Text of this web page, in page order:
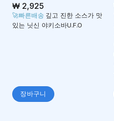
5 중에서
4.64로 평
가됨
₩2,925
🚀빠른배송 깊고 진한 소스가 맛
있는 닛신 야키소바U.F.O
장바구니